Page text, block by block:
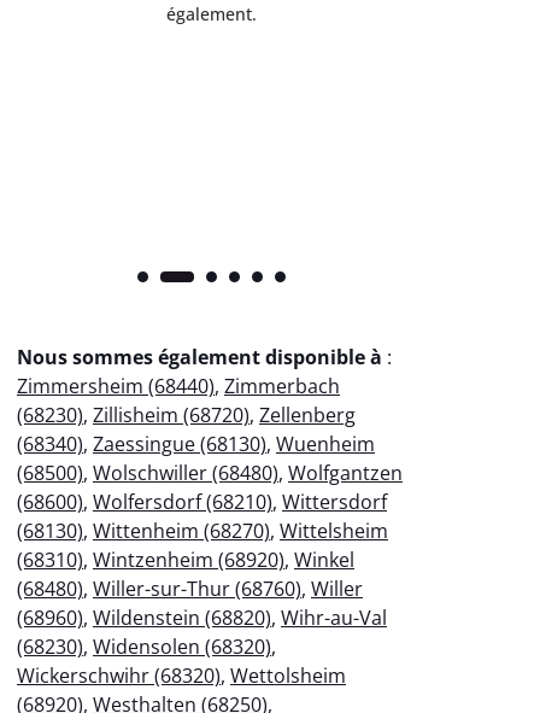
également.
Nous sommes également disponible à :
Zimmersheim (68440), Zimmerbach
(68230), Zillisheim (68720), Zellenberg
(68340), Zaessingue (68130), Wuenheim
(68500), Wolschwiller (68480), Wolfgantzen
(68600), Wolfersdorf (68210), Wittersdorf
(68130), Wittenheim (68270), Wittelsheim
(68310), Wintzenheim (68920), Winkel
(68480), Willer-sur-Thur (68760), Willer
(68960), Wildenstein (68820), Wihr-au-Val
(68230), Widensolen (68320),
Wickerschwihr (68320), Wettolsheim
(68920), Westhalten (68250),